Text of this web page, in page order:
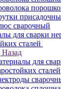
сварочный
для сварки
сталей
Назад
для
сталей